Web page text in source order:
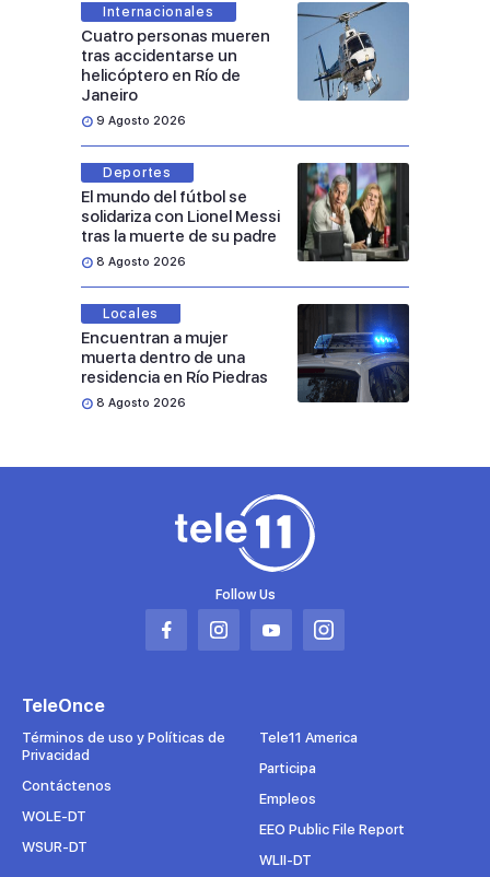
Internacionales
Cuatro personas mueren
tras accidentarse un
helicóptero en Río de
Janeiro
9 Agosto 2026
Deportes
El mundo del fútbol se
solidariza con Lionel Messi
tras la muerte de su padre
8 Agosto 2026
Locales
Encuentran a mujer
muerta dentro de una
residencia en Río Piedras
8 Agosto 2026
Follow Us
Abrir
pestaña
Abrir
pestaña
Abrir
pestaña
Abrir
pestaña
TeleOnce
Términos de uso y Políticas de
Privacidad
Contáctenos
WOLE-DT
WSUR-DT
Tele11 America
Participa
Empleos
EEO Public File Report
WLII-DT